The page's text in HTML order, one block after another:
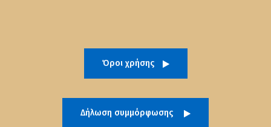
Όροι χρήσης
Δήλωση συμμόρφωσης